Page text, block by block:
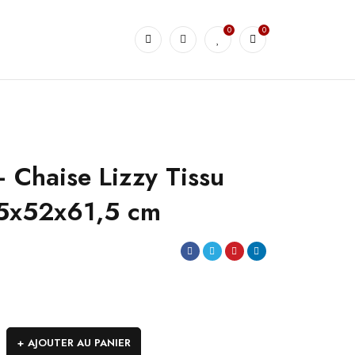
0 0
Chaise Lizzy Tissu
cm
AJOUTER AU PANIER